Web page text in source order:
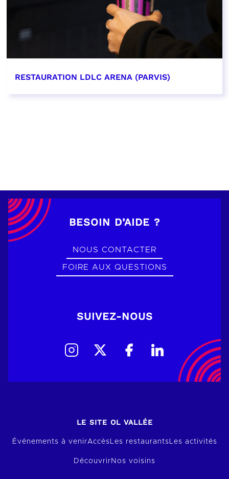
RESTAURATION LDLC ARENA (PARVIS)
BESOIN D’AIDE ?
NOUS CONTACTER
FOIRE AUX QUESTIONS
SUIVEZ-NOUS
LE SITE OL VALLÉE
Événements à venirAccèsLes restaurantsLes activités
Découvrir Nos voisins